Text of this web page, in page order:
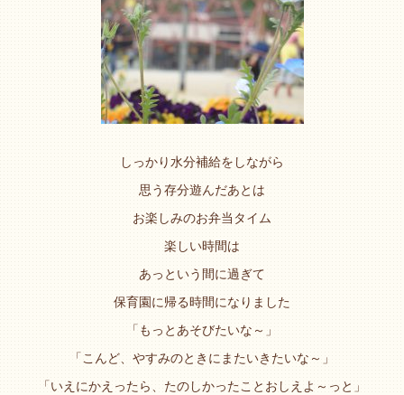
しっかり水分補給をしながら
思う存分遊んだあとは
お楽しみのお弁当タイム
楽しい時間は
あっという間に過ぎて
保育園に帰る時間になりました
「もっとあそびたいな～」
「こんど、やすみのときにまたいきたいな～」
「いえにかえったら、たのしかったことおしえよ～っと」